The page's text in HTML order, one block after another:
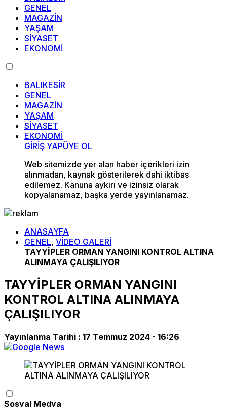
GENEL
MAGAZİN
YAŞAM
SİYASET
EKONOMİ
BALIKESİR
GENEL
MAGAZİN
YAŞAM
SİYASET
EKONOMİ
GİRİŞ YAPÜYE OL
Web sitemizde yer alan haber içerikleri izin
alınmadan, kaynak gösterilerek dahi iktibas
edilemez. Kanuna aykırı ve izinsiz olarak
kopyalanamaz, başka yerde yayınlanamaz.
ANASAYFA
GENEL, VİDEO GALERİ
TAYYİPLER ORMAN YANGINI KONTROL ALTINA
ALINMAYA ÇALIŞILIYOR
TAYYİPLER ORMAN YANGINI
KONTROL ALTINA ALINMAYA
ÇALIŞILIYOR
Yayınlanma Tarihi : 17 Temmuz 2024 - 16:26
Sosyal Medya